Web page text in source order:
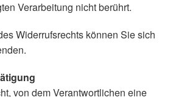
Verarbeitung nicht berührt.
Widerrufsrechts können Sie sich
von dem Verantwortlichen eine